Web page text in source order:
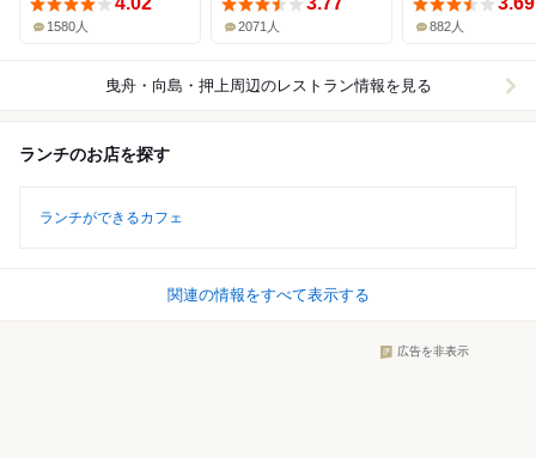
1580人 2071人 882人
曳舟・向島・押上周辺のレストラン情報を見る
ランチのお店を探す
ランチができるカフェ
関連の情報をすべて表示する
広告を非表示